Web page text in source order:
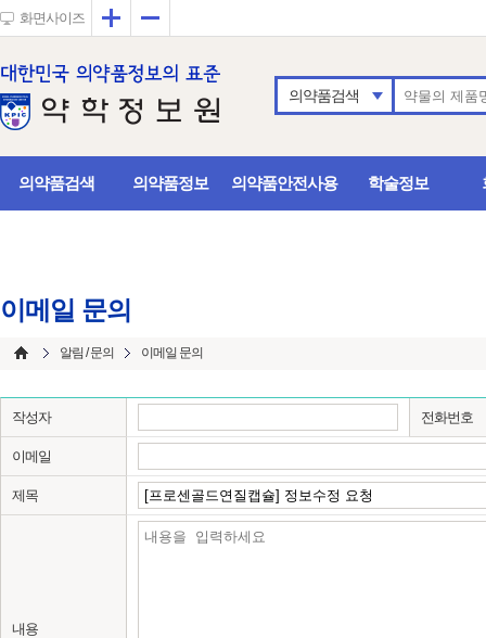
화면사이즈 확대
의약품검색
의약품검색 의약품정보 의약품안전사용 학술정보
이메일 문의
알림 / 문의 이메일 문의
작성자 전화번호
이메일
제목
내용